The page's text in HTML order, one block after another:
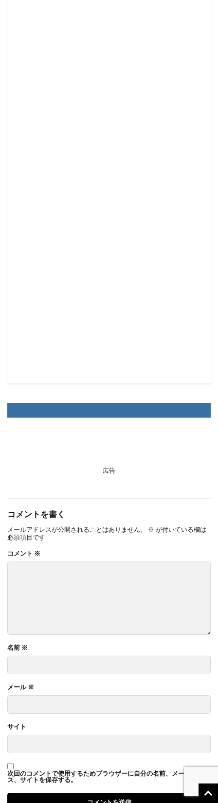
広告
コメントを書く
メールアドレスが公開されることはありません。 ※ が付いている欄は
必須項目です
コメント ※
名前 ※
メール ※
サイト
次回のコメントで使用するためブラウザーに自分の名前、メールアドレ
ス、サイトを保存する。